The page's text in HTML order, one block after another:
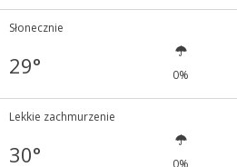
Słonecznie
29° 0%
Lekkie zachmurzenie
30° 0%